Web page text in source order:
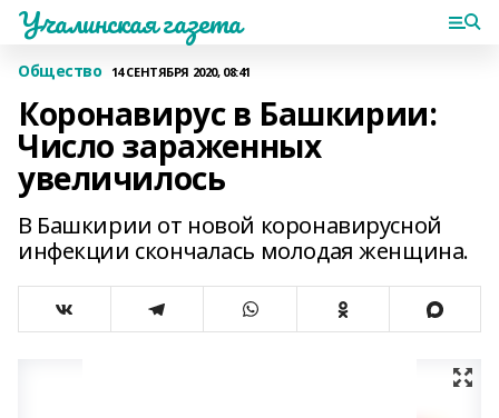
Учалинская газета
Общество 14 СЕНТЯБРЯ 2020, 08:41
Коронавирус в Башкирии:
Число зараженных
увеличилось
В Башкирии от новой коронавирусной
инфекции скончалась молодая женщина.